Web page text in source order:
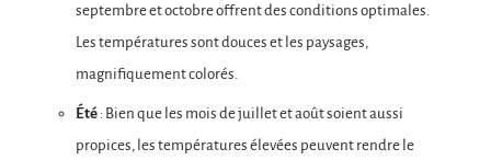
septembre et octobre offrent des conditions optimales.
Les températures sont douces et les paysages,
magnifiquement colorés.
Été : Bien que les mois de juillet et août soient aussi
propices, les températures élevées peuvent rendre le